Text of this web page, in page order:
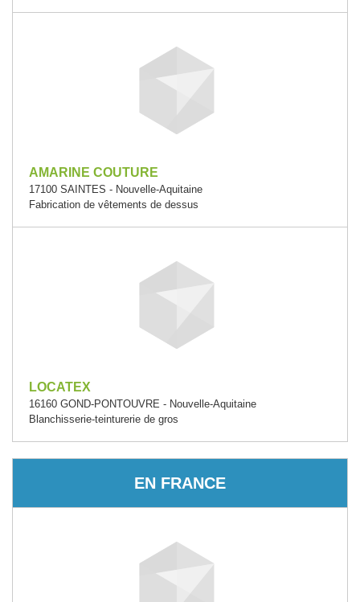
AMARINE COUTURE
17100 SAINTES - Nouvelle-Aquitaine
Fabrication de vêtements de dessus
LOCATEX
16160 GOND-PONTOUVRE - Nouvelle-Aquitaine
Blanchisserie-teinturerie de gros
EN FRANCE